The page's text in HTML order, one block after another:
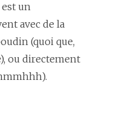
un
avec de la
(quoi que,
ou directement